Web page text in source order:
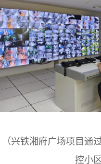
（兴铁湘府广场项目通
控小